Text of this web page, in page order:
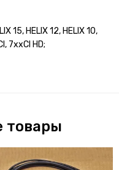
15, HELIX 12, HELIX 10,
7xxCI HD;
товары